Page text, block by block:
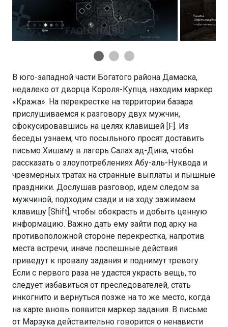
В юго-западной части Богатого района Дамаска,
недалеко от дворца Короля-Купца, находим маркер
«Кража». На перекрестке на территории базара
прислушиваемся к разговору двух мужчин,
сфокусировавшись на целях клавишей [F]. Из
беседы узнаем, что посыльного просят доставить
письмо Хишаму в лагерь Салах ад-Дина, чтобы
рассказать о злоупотреблениях Абу-аль-Нуквода и
чрезмерных тратах на странные выплаты и пышные
праздники. Дослушав разговор, идем следом за
мужчиной, подходим сзади и на ходу зажимаем
клавишу [Shift], чтобы обокрасть и добыть ценную
информацию. Важно дать ему зайти под арку на
противоположной стороне перекрестка, напротив
места встречи, иначе поспешные действия
приведут к провалу задания и поднимут тревогу.
Если с первого раза не удастся украсть вещь, то
следует избавиться от преследователей, стать
инкогнито и вернуться позже на то же место, когда
на карте вновь появится маркер задания. В письме
от Марзука действительно говорится о ненависти